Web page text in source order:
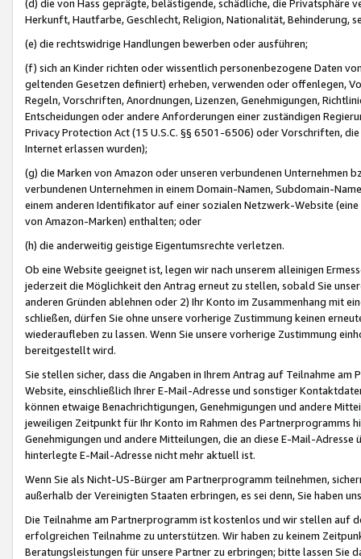
(d) die von Hass geprägte, belästigende, schädliche, die Privatsphäre
Herkunft, Hautfarbe, Geschlecht, Religion, Nationalität, Behinderung,
(e) die rechtswidrige Handlungen bewerben oder ausführen;
(f) sich an Kinder richten oder wissentlich personenbezogene Daten
geltenden Gesetzen definiert) erheben, verwenden oder offenlegen,
Regeln, Vorschriften, Anordnungen, Lizenzen, Genehmigungen,
Entscheidungen oder andere Anforderungen einer zuständigen
Privacy Protection Act (15 U.S.C. §§ 6501-6506) oder Vorschriften,
Internet erlassen wurden);
(g) die Marken von Amazon oder unseren verbundenen Unternehmen
verbundenen Unternehmen in einem Domain-Namen, Subdomain-
einem anderen Identifikator auf einer sozialen Netzwerk-Website
von Amazon-Marken) enthalten; oder
(h) die anderweitig geistige Eigentumsrechte verletzen.
Ob eine Website geeignet ist, legen wir nach unserem alleinigen
jederzeit die Möglichkeit den Antrag erneut zu stellen, sobald Sie
anderen Gründen ablehnen oder 2) Ihr Konto im Zusammenhang mit
schließen, dürfen Sie ohne unsere vorherige Zustimmung keinen
wiederaufleben zu lassen. Wenn Sie unsere vorherige Zustimmung
bereitgestellt wird.
Sie stellen sicher, dass die Angaben in Ihrem Antrag auf Teilnahme
Website, einschließlich Ihrer E-Mail-Adresse und sonstiger
können etwaige Benachrichtigungen, Genehmigungen und andere
jeweiligen Zeitpunkt für Ihr Konto im Rahmen des Partnerprogramms
Genehmigungen und andere Mitteilungen, die an diese E-Mail-
hinterlegte E-Mail-Adresse nicht mehr aktuell ist.
Wenn Sie als Nicht-US-Bürger am Partnerprogramm teilnehmen,
außerhalb der Vereinigten Staaten erbringen, es sei denn, Sie haben
Die Teilnahme am Partnerprogramm ist kostenlos und wir stellen auf
erfolgreichen Teilnahme zu unterstützen. Wir haben zu keinem
Beratungsleistungen für unsere Partner zu erbringen; bitte lassen Sie